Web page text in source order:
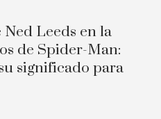
Leeds en la
de Spider-Man:
significado para